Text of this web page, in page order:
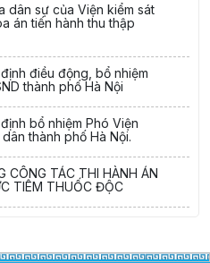
dân sự của Viện kiểm sát
án tiến hành thu thập
điều động, bổ nhiệm
thành phố Hà Nội
bổ nhiệm Phó Viện
thành phố Hà Nội.
CÔNG TÁC THI HÀNH ÁN
TIÊM THUỐC ĐỘC